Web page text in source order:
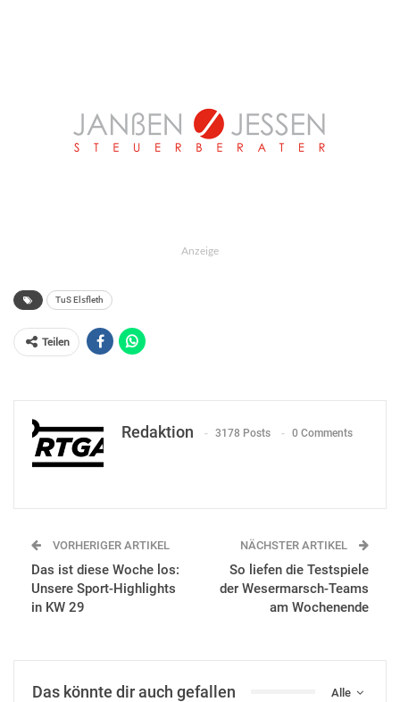
Anzeige
TuS Elsfleth
Teilen
Redaktion 3178 Posts 0 Comments
VORHERIGER ARTIKEL
Das ist diese Woche los:
Unsere Sport-Highlights
in KW 29
NÄCHSTER ARTIKEL
So liefen die Testspiele
der Wesermarsch-Teams
am Wochenende
Alle
Das könnte dir auch gefallen